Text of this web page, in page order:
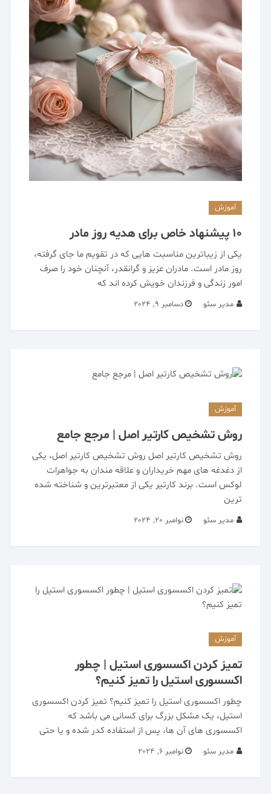
آموزش
10 پیشنهاد خاص برای هدیه روز مادر
یکی از زیباترین مناسبت هایی که در تقویم ما جای گرفته،
روز مادر است. مادران عزیز و گرانقدر، آنچنان خود را صرف
امور زندگی و فرزندان خویش کرده اند که
مدیر سئو دسامبر 9, 2024
آموزش
روش تشخیص کارتیر اصل | مرجع جامع
روش تشخیص کارتیر اصل روش تشخیص کارتیر اصل، یکی
از دغدغه های مهم خریداران و علاقه مندان به جواهرات
لوکس است. برند کارتیر یکی از معتبرترین و شناخته شده
ترین
مدیر سئو نوامبر 20, 2024
آموزش
تمیز کردن اکسسوری استیل | چطور
اکسسوری استیل را تمیز کنیم؟
چطور اکسسوری استیل را تمیز کنیم؟ تمیز کردن اکسسوری
استیل، یک مشکل بزرگ برای کسانی می باشد که
اکسسوری های آن ها، پس از استفاده کدر شده و یا حتی
مدیر سئو نوامبر 6, 2024